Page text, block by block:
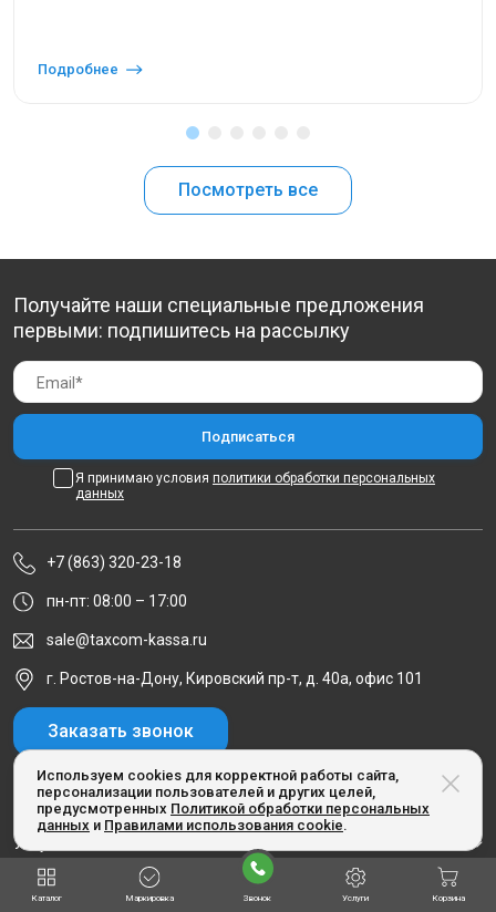
Подробнее
Посмотреть все
Используем cookies для корректной работы сайта,
персонализации пользователей и других целей,
предусмотренных Политикой обработки персональных
данных и Правилами использования cookie.
Получайте наши специальные предложения
первыми: подпишитесь на рассылку
Я принимаю условия политики обработки персональных
данных
+7 (863) 320-23-18
пн-пт: 08:00 – 17:00
sale@taxcom-kassa.ru
г. Ростов-на-Дону, Кировский пр-т, д. 40а, офис 101
Заказать звонок
Каталог
Услуги
О компании
Каталог Маркировка Звонок Услуги Корзина